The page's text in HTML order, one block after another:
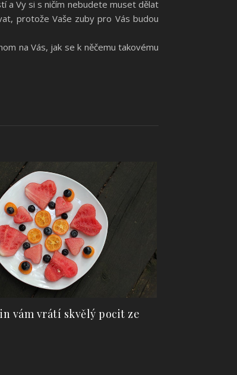
a Vy si s ničím nebudete muset dělat
protože Vaše zuby pro Vás budou
na Vás, jak se k něčemu takovému
vám vrátí skvělý pocit ze